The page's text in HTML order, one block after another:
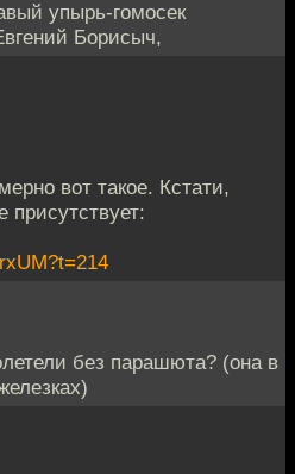
упырь-гомосек
Борисыч,
вот такое. Кстати,
присутствует:
без парашюта? (она в